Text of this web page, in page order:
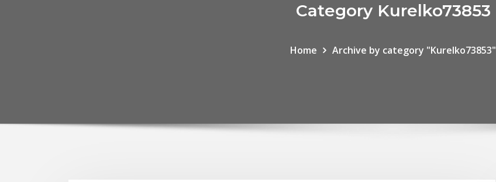
Category Kurelko73853
Home Archive by category "Kurelko73853"